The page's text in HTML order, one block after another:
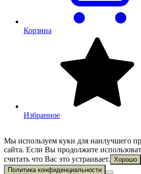
Корзина
Избранное
Мы используем куки для наилучшего
сайта. Если Вы продолжите
считать что Вас это устраивает. Хорошо
Политика конфиденциальности